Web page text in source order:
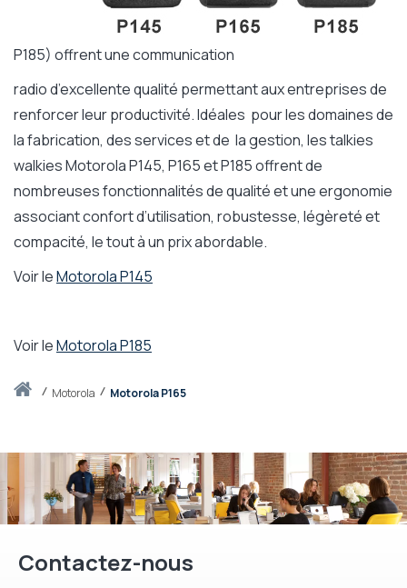
Accueilmotorola Motorola P165
P185) offrent unecommunication
radio d’excellente qualité permettantaux entreprises de
renforcer leur productivité. Idéales pour les domaines de
la fabrication, des services et de la gestion, les talkies
walkies Motorola P145, P165et P185 offrent de
nombreuses fonctionnalités de qualité etune ergonomie
associant confort d’utilisation, robustesse, légèreté et
compacité, le tout àun prixabordable.
Voir leMotorola P145
Voir leMotorola P185
Contactez-nous